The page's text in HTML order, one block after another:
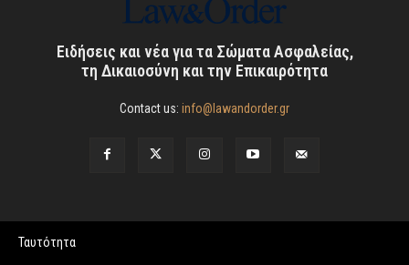
Ειδήσεις και νέα για τα Σώματα Ασφαλείας,
τη Δικαιοσύνη και την Επικαιρότητα
Contact us: info@lawandorder.gr
Ταυτότητα